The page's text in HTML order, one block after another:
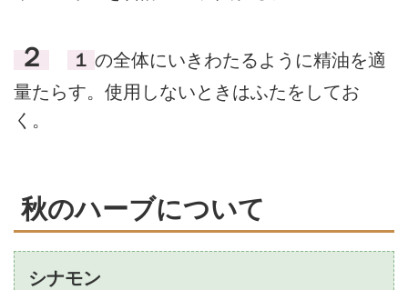
２ １ の全体にいきわたるように精油を適
量たらす。使用しないときはふたをしてお
く。
秋のハーブについて
シナモン